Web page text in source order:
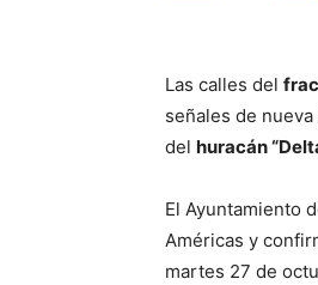
Las calles del
señales de nueva
del huracán
El Ayuntamiento
Américas y
martes 27 de